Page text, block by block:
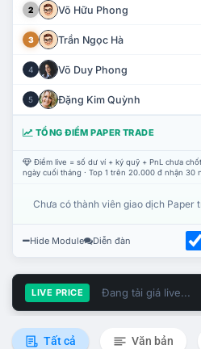
2 Võ Hữu Phong
3 Trần Ngọc Hà
4 Võ Duy Phong
5 Đặng Kim Quỳnh
TỔNG ĐIỂM PAPER TRADE
Điểm live = số dư ví + ký quỹ + PnL chưa
ngày cuối tháng · Top 1 trên 20.000 đ nhận 30
Chưa có thành viên giao dịch Paper
Hide Module Diễn đàn
LIVE PRICE Đang tải giá live...
Tất cả Văn bản